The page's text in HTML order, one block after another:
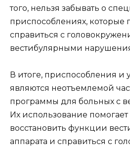
того, нельзя забывать о
приспособлениях, которые
справиться с
вестибулярными
В итоге, приспособления и
являются неотъемлемой
программы для больных с
Их использование
восстановить функции
аппарата и справиться с